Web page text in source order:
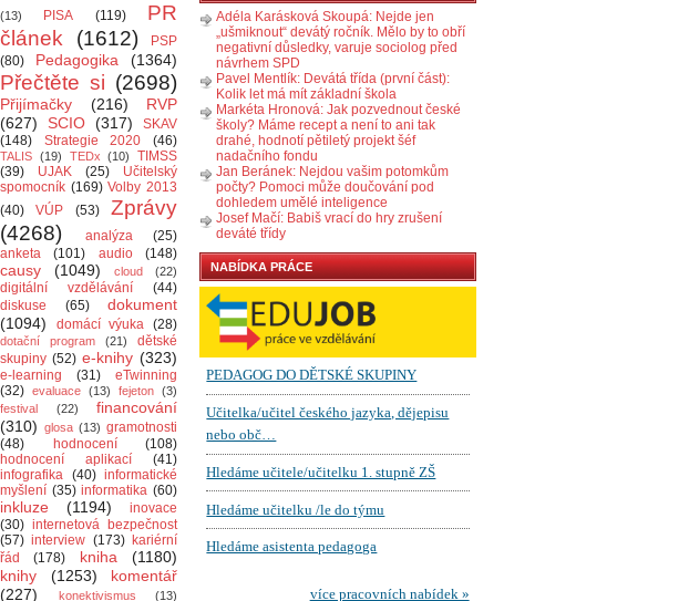
(13)
PISA (119)
PR
článek
(1612)
PSP
(80)
Pedagogika (1364)
Přečtěte si (2698)
Přijímačky (216)
RVP
(627)
SCIO (317)
SKAV
(148)
Strategie 2020 (46)
TALIS (19) TEDx (10)
TIMSS
(39)
UJAK (25)
Učitelský
spomocník (169) Volby 2013
(40)
VÚP (53)
Zprávy
(4268)
analýza
(25)
anketa
(101) audio (148)
causy (1049) cloud (22)
digitální vzdělávání
(44)
diskuse
(65)
dokument
(1094)
domácí výuka (28)
dotační program (21)
dětské
skupiny (52) e-knihy (323)
e-learning (31)
eTwinning
(32) evaluace (13) fejeton (3)
festival
(22)
financování
(310) glosa (13) gramotnosti
(48)
hodnocení
(108)
hodnocení aplikací
(41)
infografika (40) informatické
myšlení (35) informatika (60)
inkluze (1194)
inovace
(30) internetová bezpečnost
(57) interview (173) kariérní
řád
(178) kniha
(1180)
knihy
(1253)
komentář
(227)
konektivismus (13)
Adéla Karásková Skoupá: Nejde jen
„ušmiknout“ devátý ročník. Mělo by to obří
negativní důsledky, varuje sociolog před
návrhem SPD
Pavel Mentlík: Devátá třída (první část):
Kolik let má mít základní škola
Markéta Hronová: Jak pozvednout české
školy? Máme recept a není to ani tak
drahé, hodnotí pětiletý projekt šéf
nadačního fondu
Jan Beránek: Nejdou vašim potomkům
počty? Pomoci může doučování pod
dohledem umělé inteligence
Josef Mačí: Babiš vrací do hry zrušení
deváté třídy
NABÍDKA PRÁCE